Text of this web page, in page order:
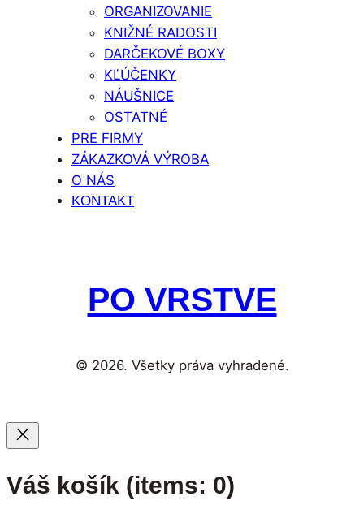
ORGANIZOVANIE
KNIŽNÉ RADOSTI
DARČEKOVÉ BOXY
KĽÚČENKY
NÁUŠNICE
OSTATNÉ
PRE FIRMY
ZÁKAZKOVÁ VÝROBA
O NÁS
KONTAKT
PO VRSTVE
© 2026. Všetky práva vyhradené.
Váš košík (items: 0)